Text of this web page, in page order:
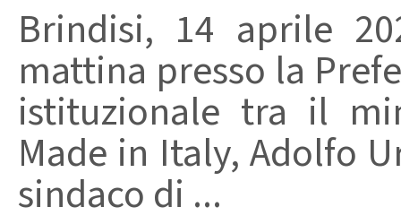
Brindisi, 14 aprile
mattina presso la
istituzionale tra il
Made in Italy, Adolfo
sindaco di ...